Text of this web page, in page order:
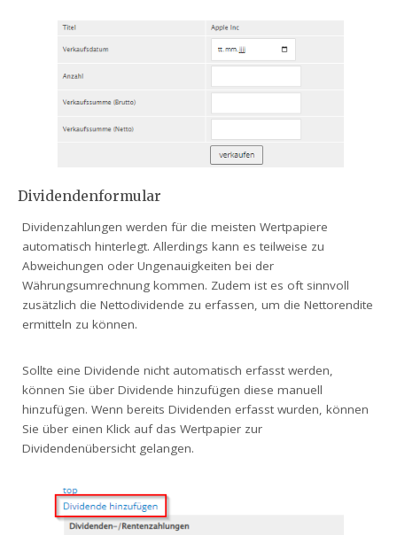
Dividendenformular
Dividenzahlungen werden für die meisten Wertpapiere
automatisch hinterlegt. Allerdings kann es teilweise zu
Abweichungen oder Ungenauigkeiten bei der
Währungsumrechnung kommen. Zudem ist es oft sinnvoll
zusätzlich die Nettodividende zu erfassen, um die Nettorendite
ermitteln zu können.
Sollte eine Dividende nicht automatisch erfasst werden,
können Sie über Dividende hinzufügen diese manuell
hinzufügen. Wenn bereits Dividenden erfasst wurden, können
Sie über einen Klick auf das Wertpapier zur
Dividendenübersicht gelangen.